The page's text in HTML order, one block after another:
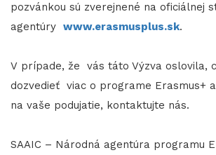
pozvánkou sú zverejnené na oficiálnej
agentúry www.erasmusplus.sk.
V prípade, že vás táto Výzva oslovila,
dozvedieť viac o programe Erasmus+
na vaše podujatie, kontaktujte nás.
SAAIC – Národná agentúra programu